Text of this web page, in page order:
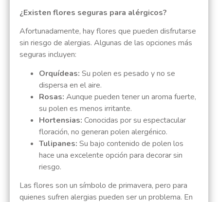
¿Existen flores seguras para alérgicos?
Afortunadamente, hay flores que pueden disfrutarse
sin riesgo de alergias. Algunas de las opciones más
seguras incluyen:
Orquídeas: Su polen es pesado y no se
dispersa en el aire.
Rosas: Aunque pueden tener un aroma fuerte,
su polen es menos irritante.
Hortensias: Conocidas por su espectacular
floración, no generan polen alergénico.
Tulipanes: Su bajo contenido de polen los
hace una excelente opción para decorar sin
riesgo.
Las flores son un símbolo de primavera, pero para
quienes sufren alergias pueden ser un problema. En